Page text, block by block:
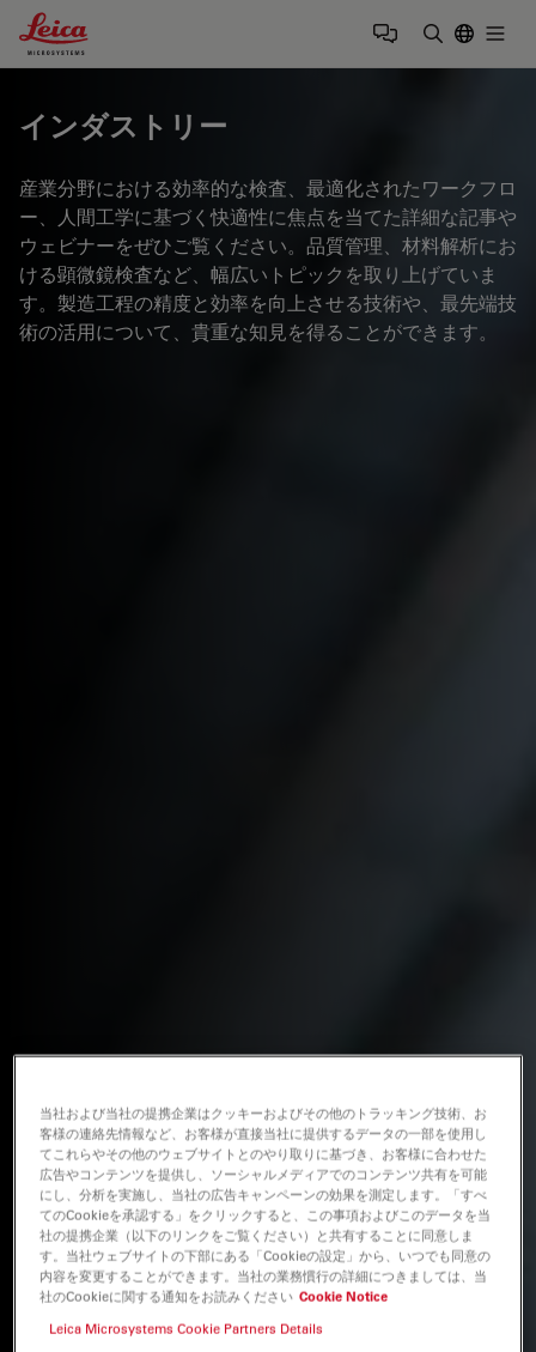
Leica Microsystems Logo
インダストリー
産業分野における効率的な検査、最適化されたワークフロ
ー、人間工学に基づく快適性に焦点を当てた詳細な記事や
ウェビナーをぜひご覧ください。品質管理、材料解析にお
ける顕微鏡検査など、幅広いトピックを取り上げていま
す。製造工程の精度と効率を向上させる技術や、最先端技
術の活用について、貴重な知見を得ることができます。
当社および当社の提携企業はクッキーおよびその他のトラッキング技術、お
客様の連絡先情報など、お客様が直接当社に提供するデータの一部を使用し
てこれらやその他のウェブサイトとのやり取りに基づき、お客様に合わせた
広告やコンテンツを提供し、ソーシャルメディアでのコンテンツ共有を可能
にし、分析を実施し、当社の広告キャンペーンの効果を測定します。「すべ
てのCookieを承認する」をクリックすると、この事項およびこのデータを当
社の提携企業（以下のリンクをご覧ください）と共有することに同意しま
す。当社ウェブサイトの下部にある「Cookieの設定」から、いつでも同意の
内容を変更することができます。当社の業務慣行の詳細につきましては、当
社のCookieに関する通知をお読みください Cookie Notice
Leica Microsystems Cookie Partners Details